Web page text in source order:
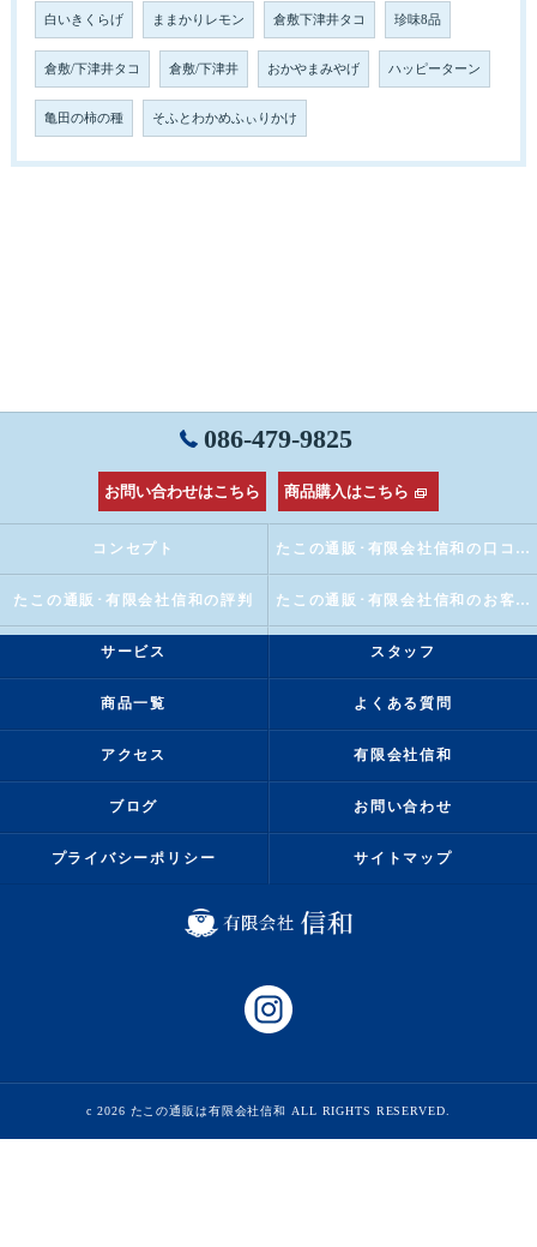
白いきくらげ ままかりレモン 倉敷下津井タコ 珍味8品
倉敷/下津井タコ 倉敷/下津井 おかやまみやげ ハッピーターン
亀田の柿の種 そふとわかめふぃりかけ
086-479-9825
お問い合わせはこちら 商品購入はこちら
コンセプト たこの通販･有限会社信和の口コミ情報
たこの通販･有限会社信和の評判 たこの通販･有限会社信和のお客様の声
サービス スタッフ
商品一覧 よくある質問
アクセス 有限会社信和
ブログ お問い合わせ
プライバシーポリシー サイトマップ
c 2026 たこの通販は有限会社信和 ALL RIGHTS RESERVED.